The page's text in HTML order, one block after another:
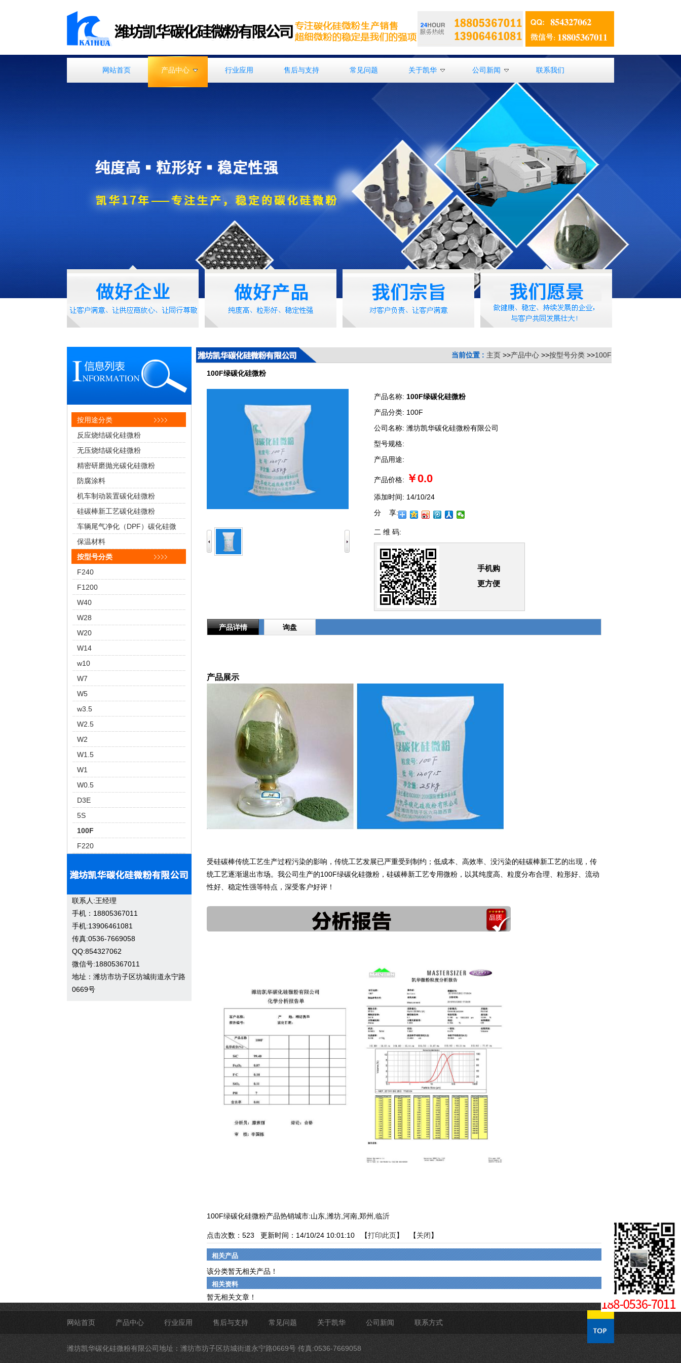
网站首页 产品中心 行业应用 售后与支持 常见问题 关于凯华 公司新闻 联系我们
当前位置 : 主页 >>产品中心 >>按型号分类 >>100F
100F绿碳化硅微粉
产品名称: 100F绿碳化硅微粉
产品分类: 100F
公司名称: 潍坊凯华碳化硅微粉有限公司
型号规格:
产品用途:
产品价格: ￥0.0
添加时间: 14/10/24
分 享:
二 维 码:
手机购
更方便
产品详情 询盘
产品展示
受硅碳棒传统工艺生产过程污染的影响，传统工艺发展已严重受到制约；低成本、高效率、没污染的硅碳棒新工艺的出现，传
统工艺逐渐退出市场。我公司生产的100F绿碳化硅微粉，硅碳棒新工艺专用微粉，以其纯度高、粒度分布合理、粒形好、流动
性好、稳定性强等特点，深受客户好评！
100F绿碳化硅微粉产品热销城市:山东,潍坊,河南,郑州,临沂
点击次数： 523 更新时间：14/10/24 10:01:10 【打印此页】 【关闭】
相关产品
该分类暂无相关产品！
相关资料
暂无相关文章！
按用途分类
反应烧结碳化硅微粉
无压烧结碳化硅微粉
精密研磨抛光碳化硅微粉
防腐涂料
机车制动装置碳化硅微粉
硅碳棒新工艺碳化硅微粉
车辆尾气净化（DPF）碳化硅微
粉
保温材料
按型号分类
F240
F1200
W40
W28
W20
W14
w10
W7
W5
w3.5
W2.5
W2
W1.5
W1
W0.5
D3E
5S
100F
F220
联系人:王经理
手机：18805367011
手机:13906461081
传真:0536-7669058
QQ:854327062
微信号:18805367011
地址：潍坊市坊子区坊城街道永宁路
0669号
网站首页 产品中心 行业应用 售后与支持 常见问题 关于凯华 公司新闻 联系方式
潍坊凯华碳化硅微粉有限公司地址：潍坊市坊子区坊城街道永宁路0669号 传真:0536-7669058